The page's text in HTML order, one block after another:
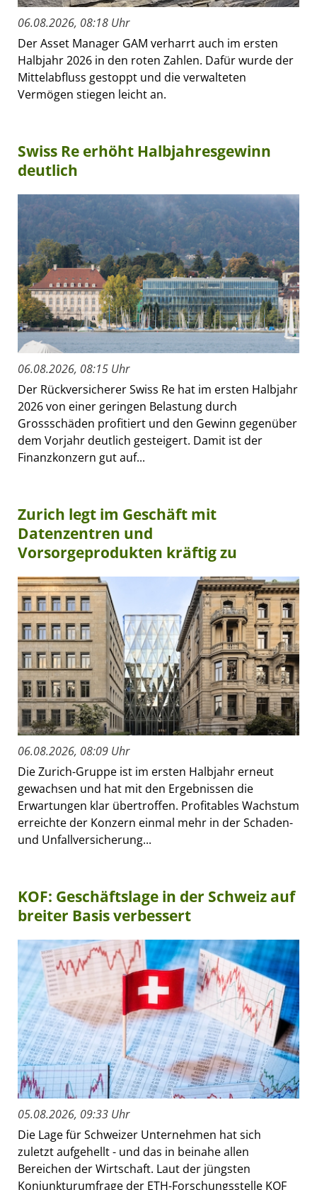
06.08.2026, 08:18 Uhr
Der Asset Manager GAM verharrt auch im ersten
Halbjahr 2026 in den roten Zahlen. Dafür wurde der
Mittelabfluss gestoppt und die verwalteten
Vermögen stiegen leicht an.
Swiss Re erhöht Halbjahresgewinn
deutlich
06.08.2026, 08:15 Uhr
Der Rückversicherer Swiss Re hat im ersten Halbjahr
2026 von einer geringen Belastung durch
Grossschäden profitiert und den Gewinn gegenüber
dem Vorjahr deutlich gesteigert. Damit ist der
Finanzkonzern gut auf...
Zurich legt im Geschäft mit
Datenzentren und
Vorsorgeprodukten kräftig zu
06.08.2026, 08:09 Uhr
Die Zurich-Gruppe ist im ersten Halbjahr erneut
gewachsen und hat mit den Ergebnissen die
Erwartungen klar übertroffen. Profitables Wachstum
erreichte der Konzern einmal mehr in der Schaden-
und Unfallversicherung...
KOF: Geschäftslage in der Schweiz auf
breiter Basis verbessert
05.08.2026, 09:33 Uhr
Die Lage für Schweizer Unternehmen hat sich
zuletzt aufgehellt - und das in beinahe allen
Bereichen der Wirtschaft. Laut der jüngsten
Konjunkturumfrage der ETH-Forschungsstelle KOF